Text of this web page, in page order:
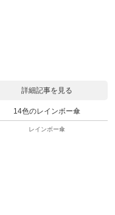
詳細記事を見る
14色のレインボー傘
レインボー傘